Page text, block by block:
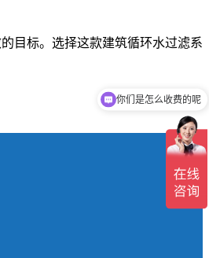
目标。选择这款建筑循环水过滤系
你们是怎么收费的呢